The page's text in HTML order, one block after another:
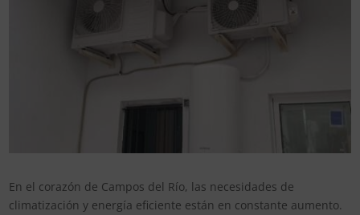
En el corazón de Campos del Río, las necesidades de
climatización y energía eficiente están en constante aumento.